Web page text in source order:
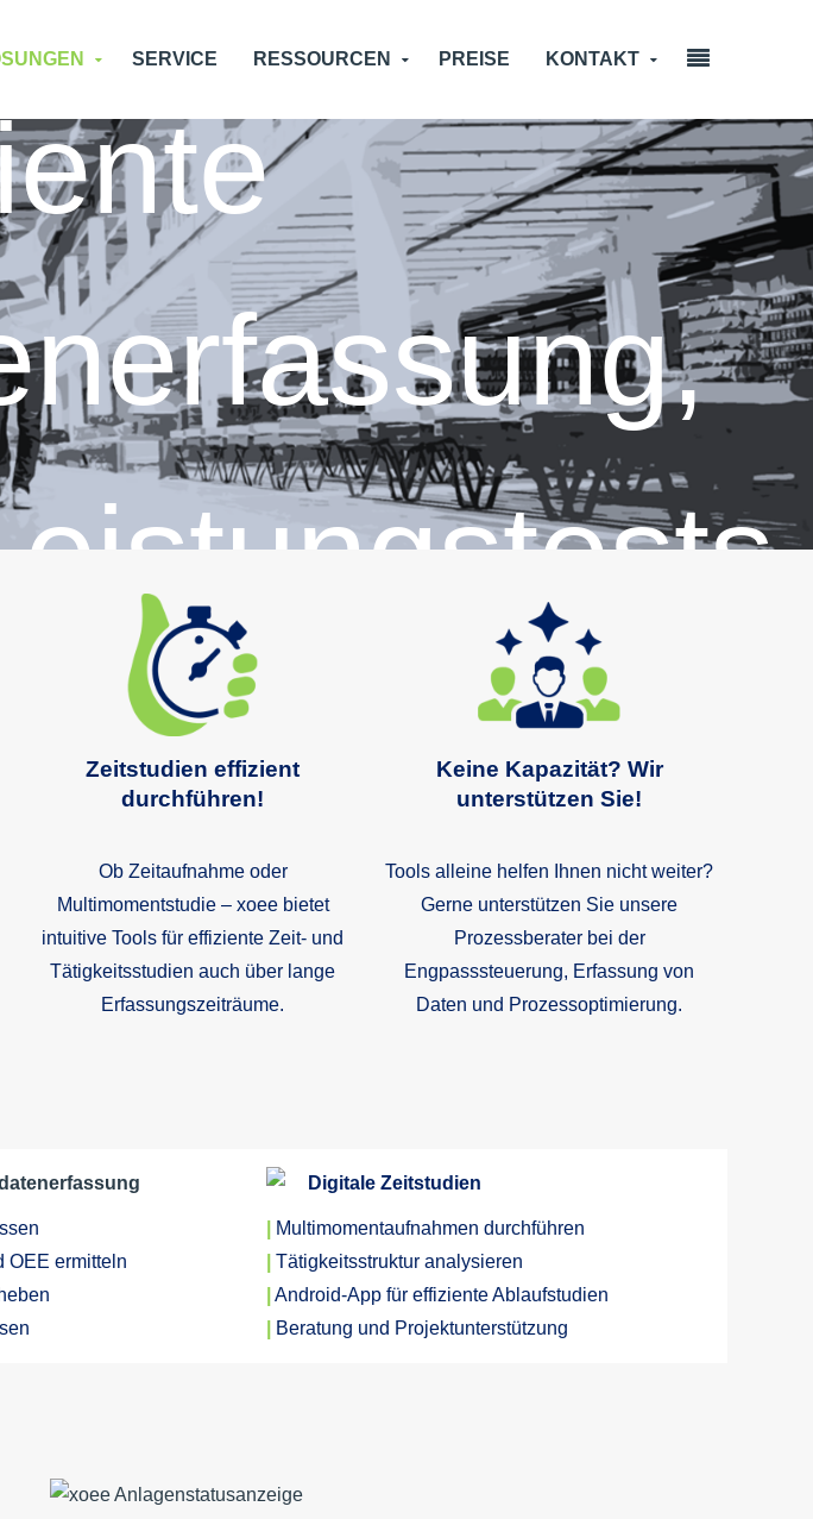
SERVICE RESSOURCEN PREISE KONTAKT
Zeitstudien effizient
durchführen!
Ob Zeitaufnahme oder
Multimomentstudie – xoee bietet
intuitive Tools für effiziente Zeit- und
Tätigkeitsstudien auch über lange
Erfassungszeiträume.
Keine Kapazität? Wir
unterstützen Sie!
Tools alleine helfen Ihnen nicht weiter?
Gerne unterstützen Sie unsere
Prozessberater bei der
Engpasssteuerung, Erfassung von
Daten und Prozessoptimierung.
OEE ermitteln
Digitale Zeitstudien
Multimomentaufnahmen durchführen
Tätigkeitsstruktur analysieren
Android-App für effiziente Ablaufstudien
Beratung und Projektunterstützung